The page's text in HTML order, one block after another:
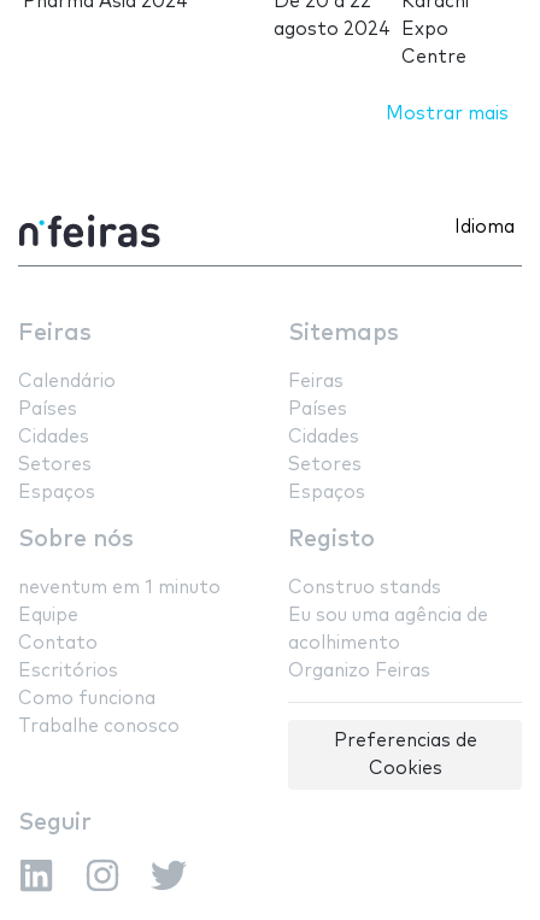
agosto 2024
Expo
Centre
Mostrar mais
Idioma
Feiras
Calendário
Países
Cidades
Setores
Espaços
Sitemaps
Feiras
Países
Cidades
Setores
Espaços
Sobre nós
neventum em 1 minuto
Equipe
Contato
Escritórios
Como funciona
Trabalhe conosco
Registo
Construo stands
Eu sou uma agência de
acolhimento
Organizo Feiras
Preferencias de
Cookies
Seguir